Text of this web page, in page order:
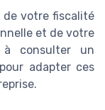
de votre fiscalité
et de votre
à consulter un
adapter ces